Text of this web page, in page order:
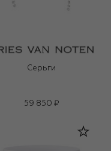
Серьги
59 850 ₽